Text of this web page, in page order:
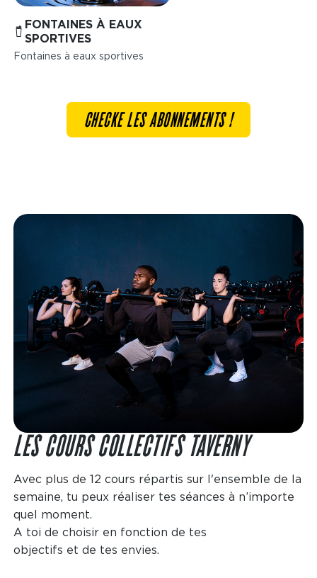
FONTAINES À EAUX
SPORTIVES
Fontaines à eaux sportives
CHECKE LES ABONNEMENTS !
LES COURS COLLECTIFS TAVERNY
Avec plus de 12 cours répartis sur l'ensemble de la
semaine, tu peux réaliser tes séances à n’importe
quel moment.
A toi de choisir en fonction de tes
objectifs et de tes envies.